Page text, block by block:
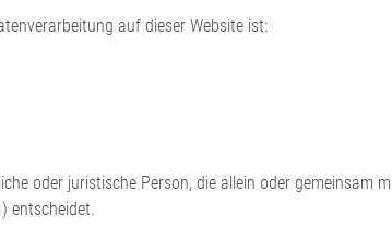
auf dieser Website ist:
oder juristische Person, die allein oder gemeinsam
entscheidet.